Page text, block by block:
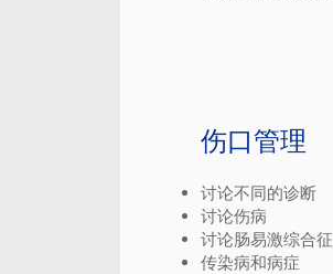
伤口管理
讨论不同的诊断
讨论伤病
讨论肠易激综合征
传染病和病症